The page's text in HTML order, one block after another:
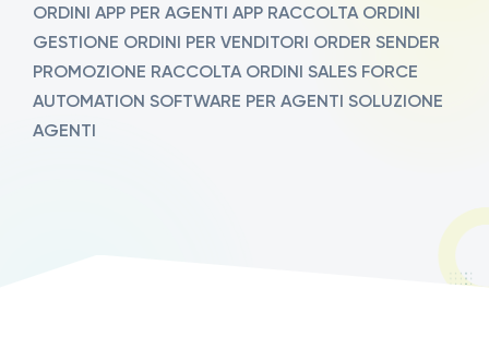
ORDINI APP PER AGENTI APP RACCOLTA ORDINI
GESTIONE ORDINI PER VENDITORI ORDER SENDER
PROMOZIONE RACCOLTA ORDINI SALES FORCE
AUTOMATION SOFTWARE PER AGENTI SOLUZIONE
AGENTI